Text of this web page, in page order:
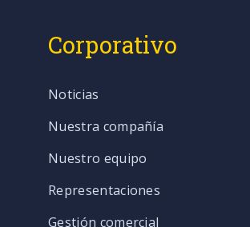
Corporativo
Noticias
Nuestra compañía
Nuestro equipo
Representaciones
Gestión comercial